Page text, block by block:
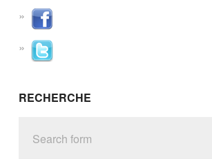
RECHERCHE